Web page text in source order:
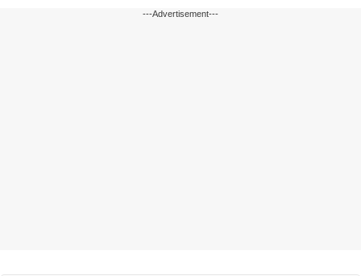
---Advertisement---